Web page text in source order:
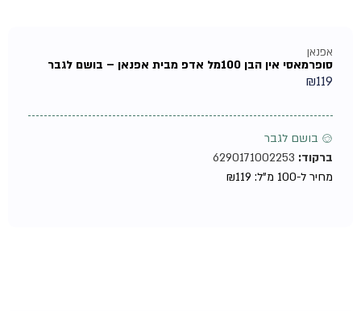
אפנאן
סופרמאסי אין הבן 100מל אדפ מבית אפנאן – בושם לגבר
₪119
♂ בושם לגבר
ברקוד:6290171002253
מחיר ל-100 מ"ל:
₪119